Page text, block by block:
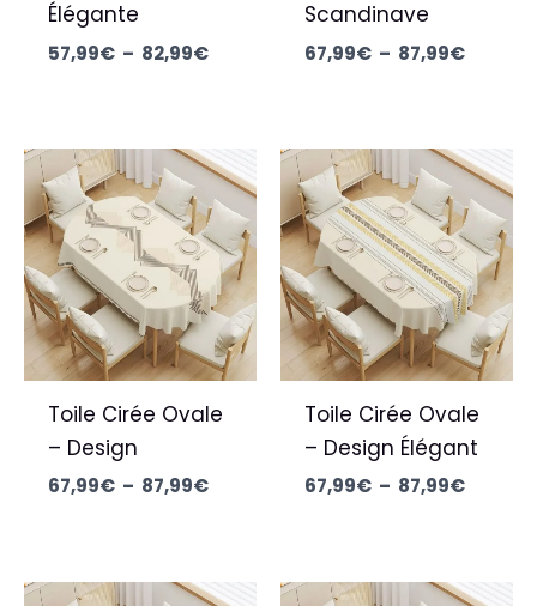
Élégante
57,99€ – 82,99€
Scandinave
67,99€ – 87,99€
Toile Cirée Ovale
– Design
67,99€ – 87,99€
Plage
de
prix :
67,99€
à
87,99€
Toile Cirée Ovale
– Design Élégant
67,99€ – 87,99€
Plage
de
prix :
67,99€
à
87,99€
Plage
Plage